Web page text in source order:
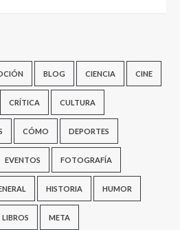
BLOG CIENCIA CINE
CRÍTICA CULTURA
CÓMO DEPORTES
EVENTOS FOTOGRAFÍA
HISTORIA HUMOR
LIBROS META